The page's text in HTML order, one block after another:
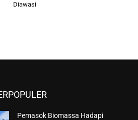
Diawasi
Pemasok Biomassa Hadapi